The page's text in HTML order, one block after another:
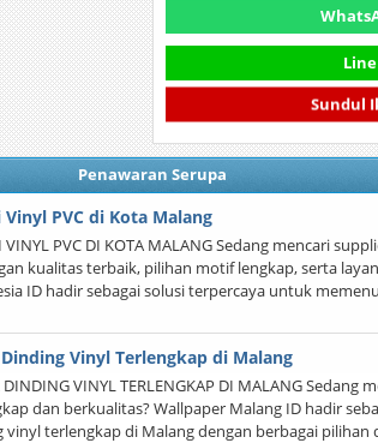
Line
Sundul
Penawaran Serupa
PVC di Kota Malang
VINYL PVC DI KOTA MALANG Sedang mencari
kualitas terbaik, pilihan motif lengkap, serta
ID hadir sebagai solusi terpercaya untuk
Vinyl Terlengkap di Malang
DINDING VINYL TERLENGKAP DI MALANG
dan berkualitas? Wallpaper Malang ID hadir
terlengkap di Malang dengan berbagai pilihan